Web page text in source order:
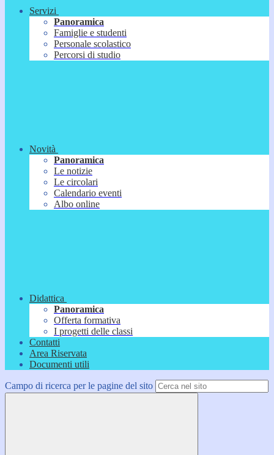
Servizi
Panoramica
Famiglie e studenti
Personale scolastico
Percorsi di studio
Novità
Panoramica
Le notizie
Le circolari
Calendario eventi
Albo online
Didattica
Panoramica
Offerta formativa
I progetti delle classi
Contatti
Area Riservata
Documenti utili
Campo di ricerca per le pagine del sito